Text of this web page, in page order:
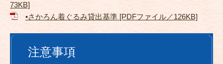
73KB]
•さかろん着ぐるみ貸出基準 [PDFファイル／126KB]
注意事項